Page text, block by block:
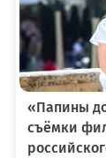
«Папины
съёмки